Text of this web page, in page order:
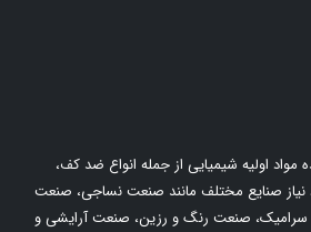
مواد اولیه شیمیایی از جمله انواع ضد کف،
نیاز صنایع مختلف مانند صنعت نساجی، صنعت
صنعت رنگ و رزین، صنعت آرایشی و